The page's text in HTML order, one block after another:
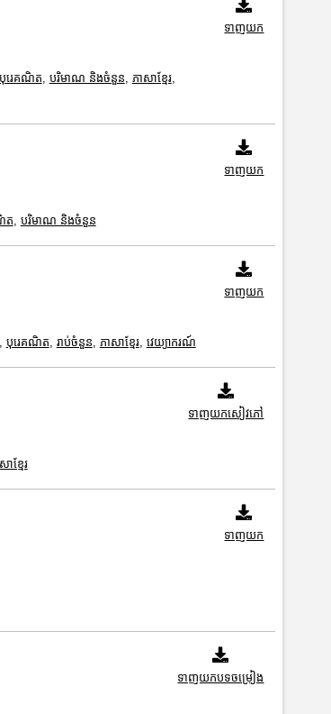
បុរេគណិត បរិមាណ និងចំនួន ភាសាខ្មែរ,
ទាញយក
ត បរិមាណ និងចំនួន
ទាញយក
បុរេគណិត រាប់ចំនួន ភាសាខ្មែរ, វេយ្យាករណ៍
ទាញយក
ាខ្មែរ
ទាញយកសៀវភៅ
ទាញយក
ទាញយកបទចម្រៀង